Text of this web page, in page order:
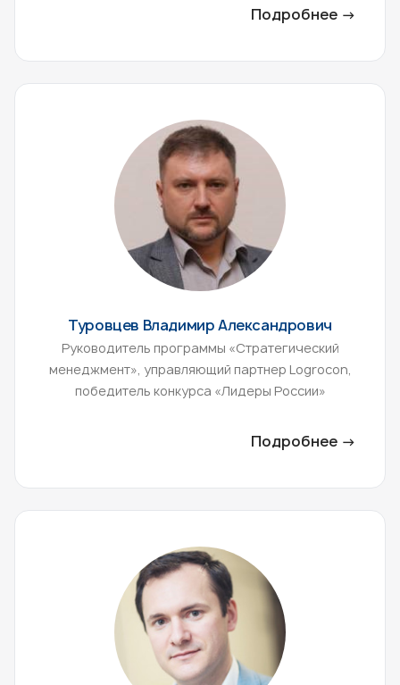
Подробнее →
Туровцев Владимир Александрович
Руководитель программы «Стратегический
менеджмент», управляющий партнер Logrocon,
победитель конкурса «Лидеры России»
Подробнее →